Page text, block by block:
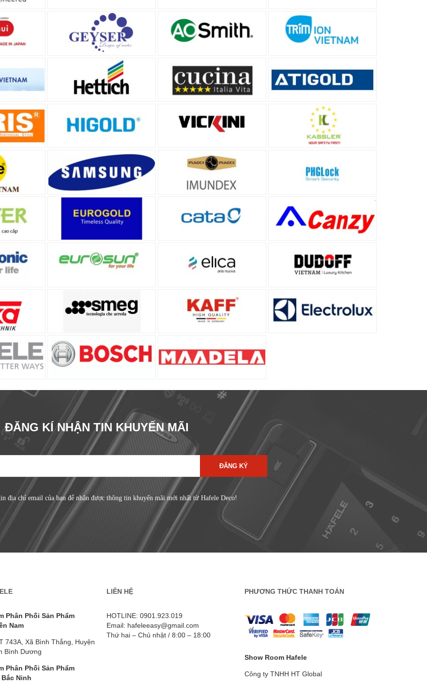
ĐĂNG KÍ NHẬN TIN KHUYẾN MÃI
ĐĂNG KÝ
địa chỉ email của bạn để nhận được thông tin khuyến mãi mới nhất từ Hafele Deco!
Phân Phối Sản Phẩm
Nam
743A, Xã Bình Thắng, Huyện
Bình Dương
Phân Phối Sản Phẩm
Ninh
LIÊN HỆ
HOTLINE: 0901.923.019
Email: hafeleeasy@gmail.com
Thứ hai – Chủ nhật / 8:00 – 18:00
PHƯƠNG THỨC THANH TOÁN
Show Room Hafele
Công ty TNHH HT Global